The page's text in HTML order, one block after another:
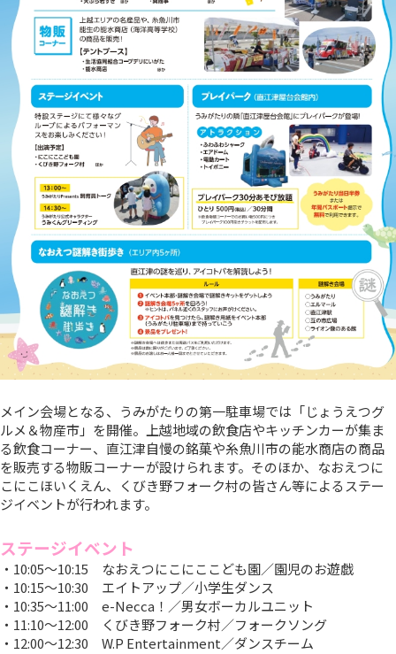
メイン会場となる、うみがたりの第一駐車場では「じょうえつグ
ルメ＆物産市」を開催。上越地域の飲食店やキッチンカーが集ま
る飲食コーナー、直江津自慢の銘菓や糸魚川市の能水商店の商品
を販売する物販コーナーが設けられます。そのほか、なおえつに
こにこほいくえん、くびき野フォーク村の皆さん等によるステー
ジイベントが行われます。
ステージイベント
・10:05～10:15 なおえつにこにここども園／園児のお遊戯
・10:15～10:30 エイトアップ／小学生ダンス
・10:35～11:00 e-Necca！／男女ボーカルユニット
・11:10～12:00 くびき野フォーク村／フォークソング
・12:00～12:30 W.P Entertainment／ダンスチーム